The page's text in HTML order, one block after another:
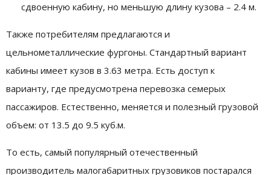
сдвоенную кабину, но меньшую длину кузова – 2.4 м.
Также потребителям предлагаются и
цельнометаллические фургоны. Стандартный вариант
кабины имеет кузов в 3.63 метра. Есть доступ к
варианту, где предусмотрена перевозка семерых
пассажиров. Естественно, меняется и полезный грузовой
объем: от 13.5 до 9.5 куб.м.
То есть, самый популярный отечественный
производитель малогабаритных грузовиков постарался